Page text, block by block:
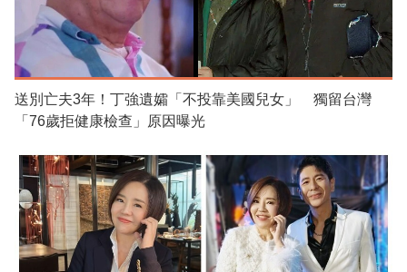
送別亡夫3年！丁強遺孀「不投靠美國兒女」 獨留台灣
「76歲拒健康檢查」原因曝光